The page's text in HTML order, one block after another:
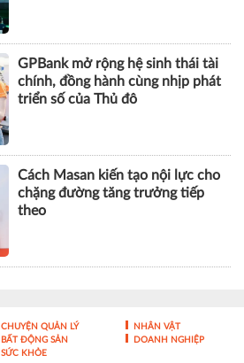
GPBank mở rộng hệ sinh thái tài
chính, đồng hành cùng nhịp phát
triển số của Thủ đô
Cách Masan kiến tạo nội lực cho
chặng đường tăng trưởng tiếp
theo
CHUYỆN QUẢN LÝ
NHÂN VẬT
BẤT ĐỘNG SẢN
DOANH NGHIỆP
SỨC KHỎE